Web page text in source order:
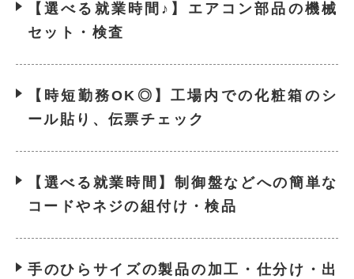
【選べる就業時間♪】エアコン部品の機械
セット・検査
【時短勤務OK◎】工場内での化粧箱のシ
ール貼り、伝票チェック
【選べる就業時間】制御盤などへの簡単な
コードやネジの組付け・検品
手のひらサイズの製品の加工・仕分け・出